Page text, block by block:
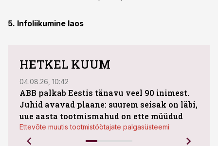
5. Infoliikumine laos
HETKEL KUUM
04.08.26, 10:42
ABB palkab Eestis tänavu veel 90 inimest.
Juhid avavad plaane: suurem seisak on läbi,
uue aasta tootmismahud on ette müüdud
Ettevõte muutis tootmistöötajate palgasüsteemi